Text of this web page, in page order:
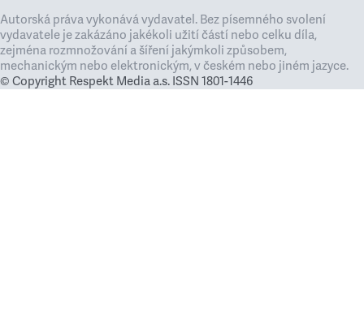
Autorská práva vykonává vydavatel. Bez písemného svolení
vydavatele je zakázáno jakékoli užití částí nebo celku díla,
zejména rozmnožování a šíření jakýmkoli způsobem,
mechanickým nebo elektronickým, v českém nebo jiném jazyce.
© Copyright Respekt Media a.s. ISSN 1801-1446